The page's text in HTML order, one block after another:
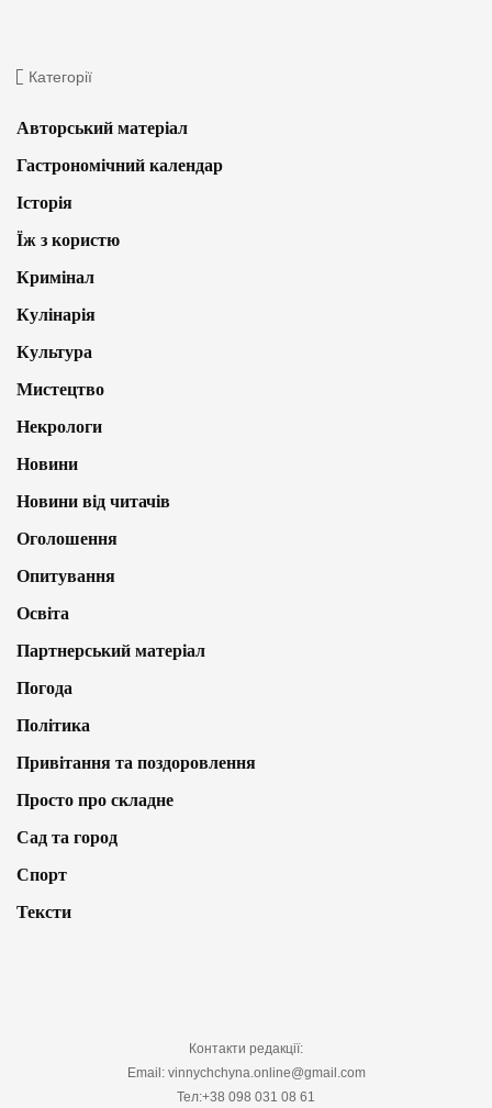
Категорії
Авторський матеріал
Гастрономічний календар
Історія
Їж з користю
Кримінал
Кулінарія
Культура
Мистецтво
Некрологи
Новини
Новини від читачів
Оголошення
Опитування
Освіта
Партнерський матеріал
Погода
Політика
Привітання та поздоровлення
Просто про складне
Сад та город
Спорт
Тексти
Контакти редакції:
Email: vinnychchyna.online@gmail.com
Тел:+38 098 031 08 61